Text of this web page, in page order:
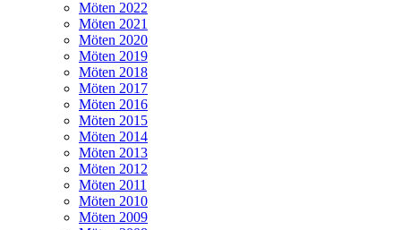
Möten 2022
Möten 2021
Möten 2020
Möten 2019
Möten 2018
Möten 2017
Möten 2016
Möten 2015
Möten 2014
Möten 2013
Möten 2012
Möten 2011
Möten 2010
Möten 2009